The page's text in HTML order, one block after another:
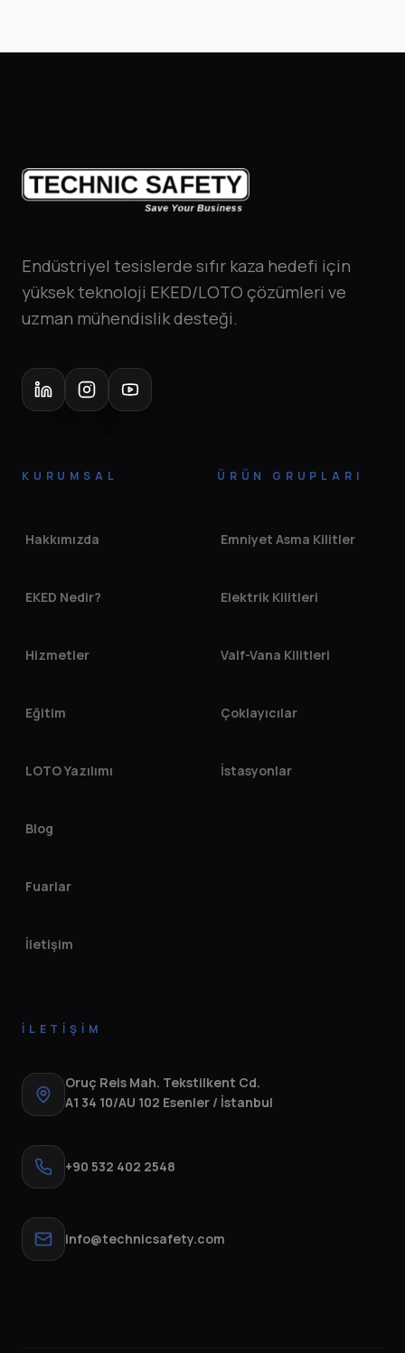
Endüstriyel tesislerde sıfır kaza hedefi için
yüksek teknoloji EKED/LOTO çözümleri ve
uzman mühendislik desteği.
KURUMSAL
Hakkımızda
EKED Nedir?
Hizmetler
Eğitim
LOTO Yazılımı
Blog
Fuarlar
İletişim
ÜRÜN GRUPLARI
Emniyet Asma Kilitler
Elektrik Kilitleri
Valf-Vana Kilitleri
Çoklayıcılar
İstasyonlar
İLETIŞIM
Oruç Reis Mah. Tekstilkent Cd.
A1 34 10/AU 102 Esenler / İstanbul
+90 532 402 2548
info@technicsafety.com